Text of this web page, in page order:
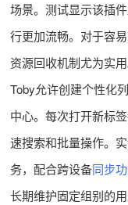
场景。测试显示该插
行更加流畅。对于容
资源回收机制尤为实用
Toby允许创建个性化
中心。每次打开新标
速搜索和批量操作。
务，配合跨设备同步
长期维护固定组别的